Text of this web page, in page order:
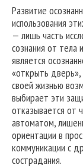
Развитие
использования
— лишь часть
сознания от тела
является
«открыть дверь»,
своей жизнью
выбирает эти
отказывается от
автоматом,
ориентации в
коммуникации с
сострадания.